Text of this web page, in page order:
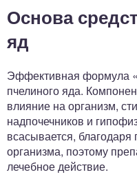
Основа
яд
Эффективная формула
пчелиного яда.
влияние на организм,
надпочечников и
всасывается,
организма, поэтому
лечебное действие.